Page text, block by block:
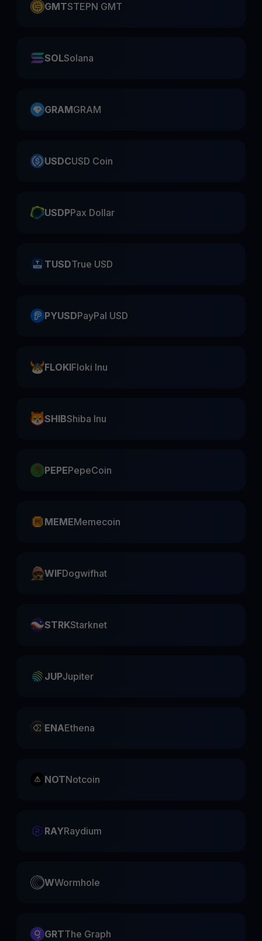
GMTSTEPN GMT
SOLSolana
GRAMGRAM
USDCUSD Coin
USDPPax Dollar
TUSDTrue USD
PYUSDPayPal USD
FLOKIFloki Inu
SHIBShiba Inu
PEPEPepeCoin
MEMEMemecoin
WIFDogwifhat
STRKStarknet
JUPJupiter
ENAEthena
NOTNotcoin
RAYRaydium
WWormhole
GRTThe Graph